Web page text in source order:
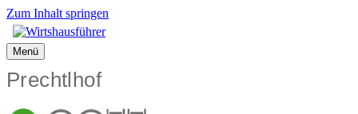
Zum Inhalt springen
Menü
Prechtlhof